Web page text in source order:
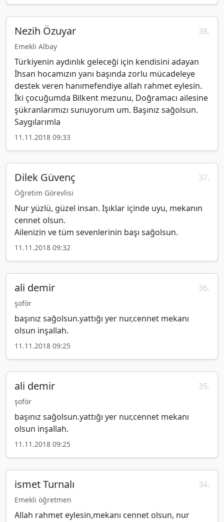
Nezih Özuyar
Emekli Albay
38.
Türkiyenin aydınlık geleceği için kendisini adayan
İhsan hocamızın yanı başında zorlu mücadeleye
destek veren hanımefendiye allah rahmet eylesin.
İki çocuğumda Bilkent mezunu, Doğramacı ailesine
şükranlarımızı sunuyorum um. Başınız sağolsun.
Saygılarımla
11.11.2018 09:33
Dilek Güvenç
Öğretim Görevlisi
37.
Nur yüzlü, güzel insan. Işıklar içinde uyu, mekanın
cennet olsun.
Ailenizin ve tüm sevenlerinin başı sağolsun.
11.11.2018 09:32
ali demir
şoför
36.
başınız sağolsun.yattığı yer nur,cennet mekanı
olsun inşallah.
11.11.2018 09:25
ali demir
şoför
35.
başınız sağolsun.yattığı yer nur,cennet mekanı
olsun inşallah.
11.11.2018 09:25
ismet Turnalı
Emekli öğretmen
34.
Allah rahmet eylesin,mekanı cennet olsun, nur